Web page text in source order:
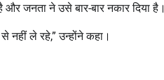
जनता ने उसे बार-बार नकार दिया है।
नहीं ले रहे,” उन्होंने कहा।